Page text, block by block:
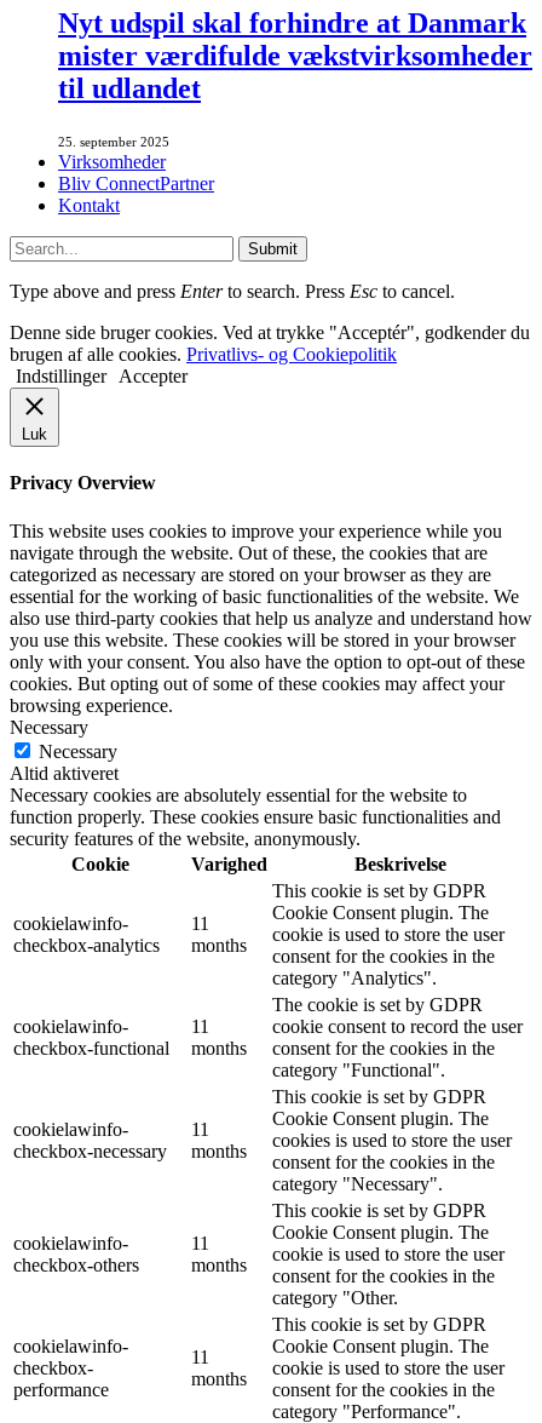
Nyt udspil skal forhindre at Danmark
mister værdifulde vækstvirksomheder
til udlandet
25. september 2025
Virksomheder
Bliv ConnectPartner
Kontakt
Submit
Type above and press Enterto search. Press Esc to cancel.
Denne side bruger cookies. Ved at trykke "Acceptér", godkender du
brugen af alle cookies. Privatlivs- og Cookiepolitik
Indstillinger
Accepter
Luk
Privacy Overview
This website uses cookies to improve your experience while you
navigate through the website. Out of these, the cookies that are
categorized as necessary are stored on your browser as they are
essential for the working of basic functionalities of the website. We
also use third-party cookies that help us analyze and understand how
you use this website. These cookies will be stored in your browser
only with your consent. You also have the option to opt-out of these
cookies. But opting out of some of these cookies may affect your
browsing experience.
Necessary
Necessary
Altid aktiveret
Necessary cookies are absolutely essential for the website to
function properly. These cookies ensure basic functionalities and
security features of the website, anonymously.
Cookie
Varighed Beskrivelse
cookielawinfo-
checkbox-analytics
11
months
This cookie is set by GDPR
Cookie Consent plugin. The
cookie is used to store the user
consent for the cookies in the
category "Analytics".
cookielawinfo-
checkbox-functional
11
months
The cookie is set by GDPR
cookie consent to record the user
consent for the cookies in the
category "Functional".
cookielawinfo-
checkbox-necessary
11
months
This cookie is set by GDPR
Cookie Consent plugin. The
cookies is used to store the user
consent for the cookies in the
category "Necessary".
cookielawinfo-
checkbox-others
11
months
This cookie is set by GDPR
Cookie Consent plugin. The
cookie is used to store the user
consent for the cookies in the
category "Other.
cookielawinfo-
checkbox-
performance
11
months
This cookie is set by GDPR
Cookie Consent plugin. The
cookie is used to store the user
consent for the cookies in the
category "Performance".